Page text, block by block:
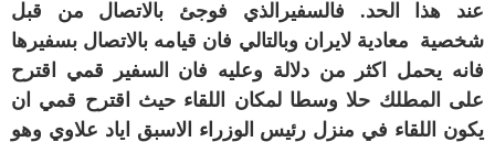
عند هذا الحد. فالسفيرالذي فوجئ بالاتصال من قبل
شخصية معادية لايران وبالتالي فان قيامه بالاتصال بسفيرها
فانه يحمل اكثر من دلالة وعليه فان السفير قمي اقترح
على المطلك حلا وسطا لمكان اللقاء حيث اقترح قمي ان
يكون اللقاء في منزل رئيس الوزراء الاسبق اياد علاوي وهو